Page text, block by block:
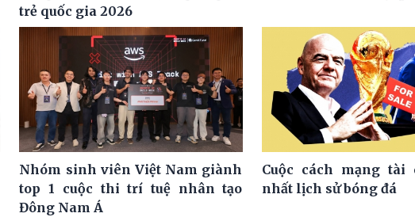
trẻ quốc gia 2026
Nhóm sinh viên Việt Nam giành
top 1 cuộc thi trí tuệ nhân tạo
Đông Nam Á
Cuộc cách mạng
nhất lịch sử bóng đá